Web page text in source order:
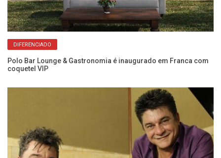
DIFERENCIADO
Polo Bar Lounge & Gastronomia é inaugurado em Franca com
coquetel VIP